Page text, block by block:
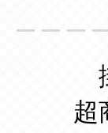
超